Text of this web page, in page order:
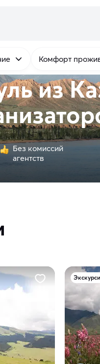
Комфорт
из
Без комиссий
агентств